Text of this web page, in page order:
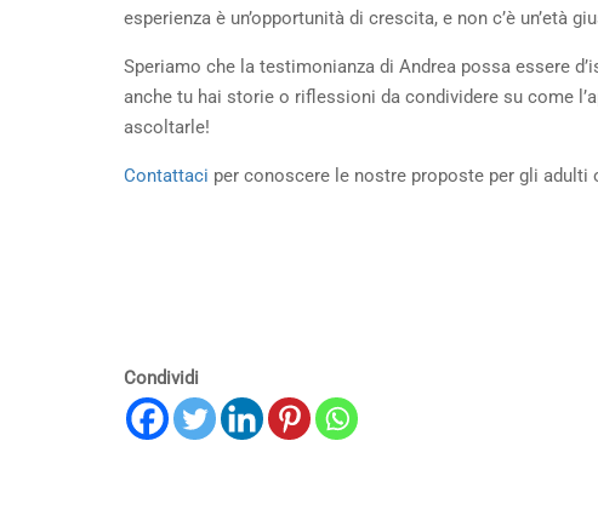
esperienza è un’opportunità di crescita, e non c’è un’età
Speriamo che la testimonianza di Andrea possa essere
anche tu hai storie o riflessioni da condividere su come
ascoltarle!
Contattaci per conoscere le nostre proposte per gli adulti
Condividi